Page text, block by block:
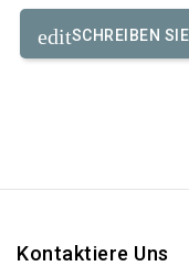
SCHREIBEN
Kontaktiere Uns